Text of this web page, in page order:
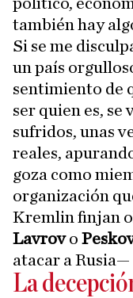
también hay
Si se me
un país
sentimiento de
ser quien es, se
sufridos, unas
reales,
goza como
organización
Kremlin finjan
Lavrovo
atacar a
La